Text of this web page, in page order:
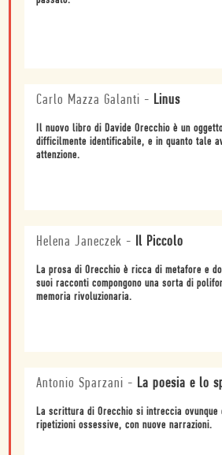
Carlo Mazza Galanti - Linus
Il nuovo libro di Davide Orecchio è un
difficilmente identificabile, e in quanto tale
attenzione.
Helena Janeczek - Il Piccolo
La prosa di Orecchio è ricca di metafore e
suoi racconti compongono una sorta di
memoria rivoluzionaria.
Antonio Sparzani - La poesia e lo
La scrittura di Orecchio si intreccia
ripetizioni ossessive, con nuove narrazioni.